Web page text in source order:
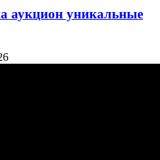
аукцион уникальные